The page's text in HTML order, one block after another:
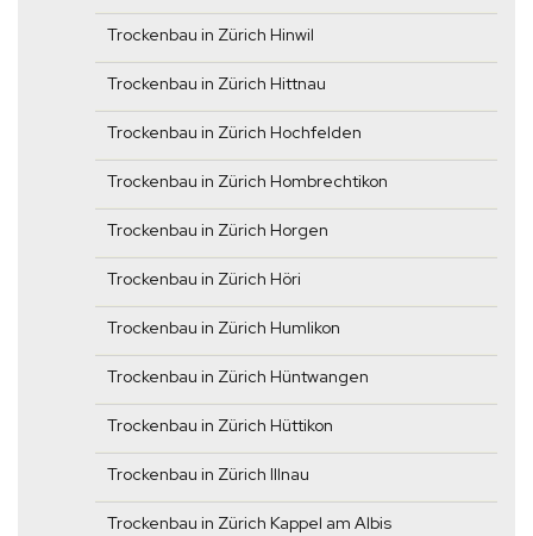
Trockenbau in Zürich Hinwil
Trockenbau in Zürich Hittnau
Trockenbau in Zürich Hochfelden
Trockenbau in Zürich Hombrechtikon
Trockenbau in Zürich Horgen
Trockenbau in Zürich Höri
Trockenbau in Zürich Humlikon
Trockenbau in Zürich Hüntwangen
Trockenbau in Zürich Hüttikon
Trockenbau in Zürich Illnau
Trockenbau in Zürich Kappel am Albis